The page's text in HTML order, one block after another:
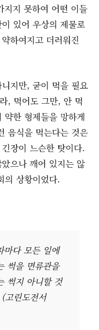
지지 못하여 어떤 이들
있어 우상의 제물로
하여지고 더러워진
지만, 굳이 먹을 필요
, 먹어도 그만, 안 먹
약한 형제들을 망하게
음식을 먹는다는 것은
장이 느슨한 탓이다.
으나 깨어 있지는 않
의 상황이었다.
마다 모든 일에
썩을 면류관을
썩지 아니할 것
고린도전서